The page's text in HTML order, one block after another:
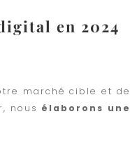
en 2024
marché cible et de
nous élaborons une